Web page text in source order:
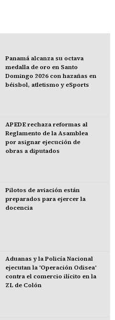
Panamá alcanza su octava
medalla de oro en Santo
Domingo 2026 con hazañas en
béisbol, atletismo y eSports
APEDE rechaza reformas al
Reglamento de la Asamblea
por asignar ejecución de
obras a diputados
Pilotos de aviación están
preparados para ejercer la
docencia
Aduanas y la Policía Nacional
ejecutan la 'Operación Odisea'
contra el comercio ilícito en la
ZL de Colón